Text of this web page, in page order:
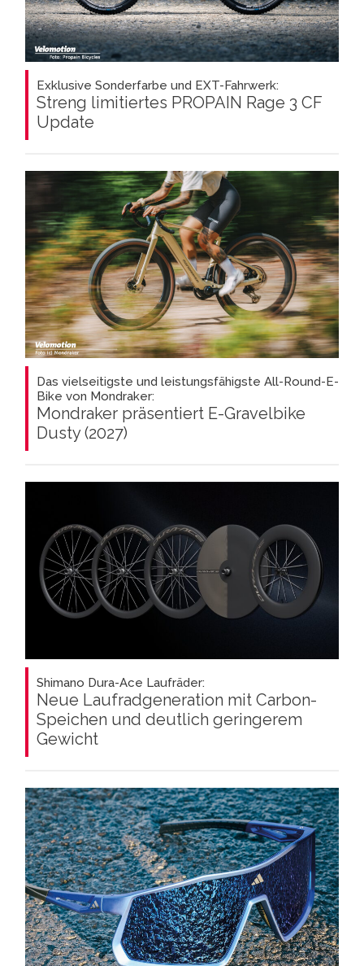
Exklusive Sonderfarbe und EXT-Fahrwerk:
Streng limitiertes PROPAIN Rage 3 CF
Update
Das vielseitigste und leistungsfähigste All-Round-E-
Bike von Mondraker:
Mondraker präsentiert E-Gravelbike
Dusty (2027)
Shimano Dura-Ace Laufräder:
Neue Laufradgeneration mit Carbon-
Speichen und deutlich geringerem
Gewicht